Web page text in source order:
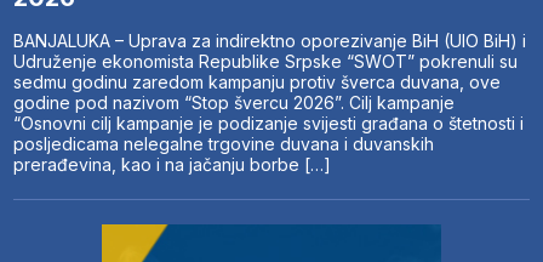
BANJALUKA – Uprava za indirektno oporezivanje BiH (UIO BiH) i
Udruženje ekonomista Republike Srpske “SWOT” pokrenuli su
sedmu godinu zaredom kampanju protiv šverca duvana, ove
godine pod nazivom “Stop švercu 2026”. Cilj kampanje
“Osnovni cilj kampanje je podizanje svijesti građana o štetnosti i
posljedicama nelegalne trgovine duvana i duvanskih
prerađevina, kao i na jačanju borbe […]